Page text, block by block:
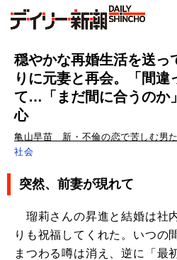
穏やかな再婚生活を送っ
りに元妻と再会。「間違
て…「まだ間に合うのか
心
亀山早苗 新・不倫の恋で苦しむ男
社会
突然、前妻が現れて
瑠莉さんの昇進と結婚は社
りも祝福してくれた。いつの
まつわる噂は消え、逆に「最